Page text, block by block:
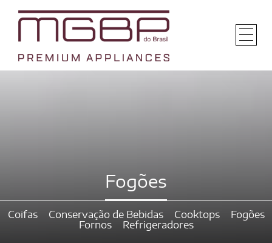
Fogões
Coifas Conservação de Bebidas Cooktops
Fogões
Fornos
Refrigeradores